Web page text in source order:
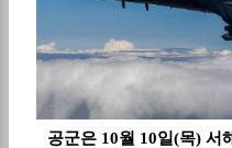
공군은 10월 10일(목) 서